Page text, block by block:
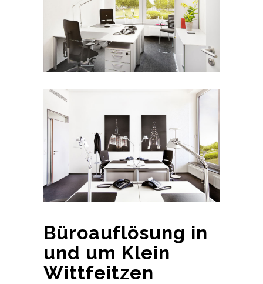
Büroauflösung in
und um Klein
Wittfeitzen